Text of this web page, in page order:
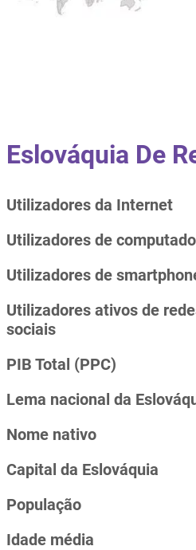
Eslováquia De
Utilizadores da Internet
Utilizadores de
Utilizadores de
Utilizadores ativos de
sociais
PIB Total (PPC)
Lema nacional da
Nome nativo
Capital da Eslováquia
População
Idade média